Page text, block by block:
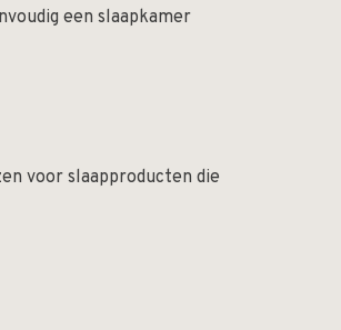
een slaapkamer
voor slaapproducten die